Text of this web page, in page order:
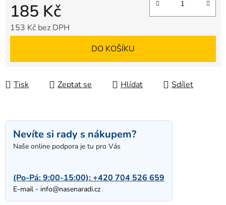
185 Kč
153 Kč bez DPH
DO KOŠÍKU
Tisk Zeptat se Hlídat Sdílet
Nevíte si rady s nákupem?
Naše online podpora je tu pro Vás
(Po-Pá: 9:00-15:00):+420 704 526 659
E-mail - info@nasenaradi.cz